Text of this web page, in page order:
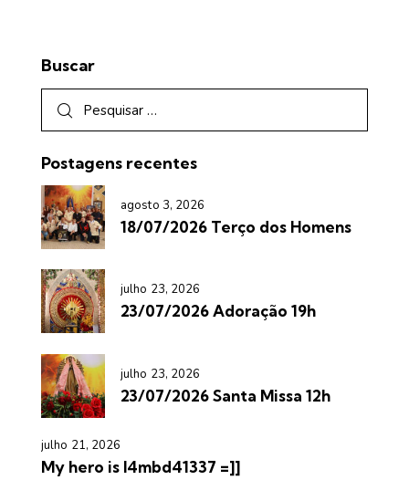
Buscar
Postagens recentes
agosto 3, 2026
18/07/2026 Terço dos Homens
julho 23, 2026
23/07/2026 Adoração 19h
julho 23, 2026
23/07/2026 Santa Missa 12h
julho 21, 2026
My hero is l4mbd41337 =]]